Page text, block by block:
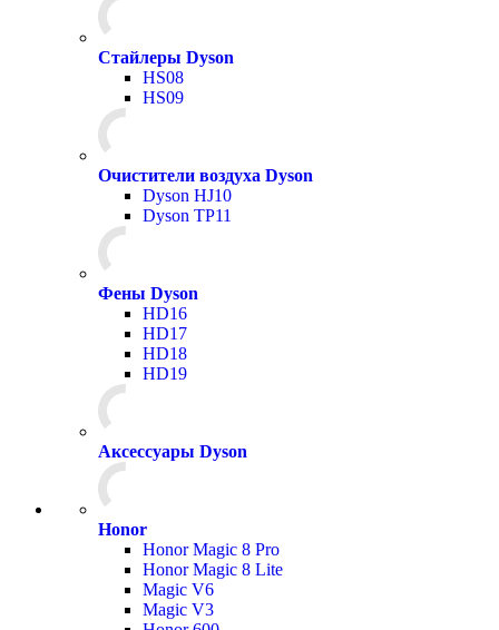
Стайлеры Dyson
HS08
HS09
Очистители воздуха Dyson
Dyson HJ10
Dyson TP11
Фены Dyson
HD16
HD17
HD18
HD19
Аксессуары Dyson
Honor
Honor Magic 8 Pro
Honor Magic 8 Lite
Magic V6
Magic V3